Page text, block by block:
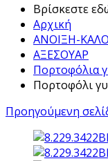
Βρίσκεστε
Αρχική
ΑΝΟΙΞΗ-
ΑΞΕΣΟΥΑΡ
Πορτοφόλια
Πορτοφόλι
Προηγούμενη